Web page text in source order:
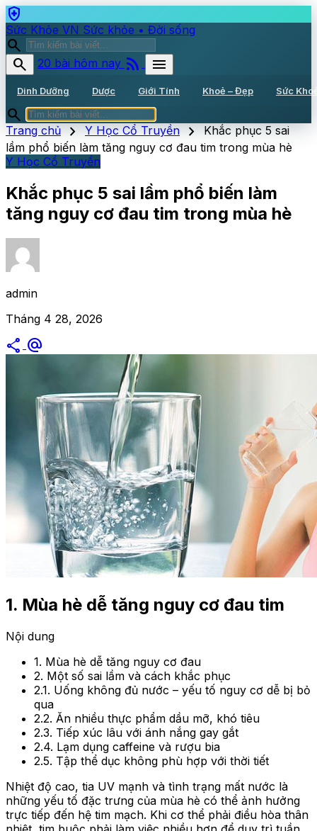
health_and_safety
Sức Khỏe VN Sức khỏe • Đời sống
search
search
20 bài hôm nay rss_feed menu
Dinh Dưỡng Dược Giới Tính Khoẻ – Đẹp Sức
search
Trang chủ chevron_right Y Học Cổ Truyền chevron_right Khắc phục 5 sai
lầm phổ biến làm tăng nguy cơ đau tim trong mùa hè
Y Học Cổ Truyền
Khắc phục 5 sai lầm phổ biến làm
tăng nguy cơ đau tim trong mùa hè
admin
Tháng 4 28, 2026
share alternate_email
1. Mùa hè dễ tăng nguy cơ đau tim
Nội dung
1. Mùa hè dễ tăng nguy cơ đau
2. Một số sai lầm và cách khắc phục
2.1. Uống không đủ nước – yếu tố nguy cơ dễ bị bỏ
qua
2.2. Ăn nhiều thực phẩm dầu mỡ, khó tiêu
2.3. Tiếp xúc lâu với ánh nắng gay gắt
2.4. Lạm dụng caffeine và rượu bia
2.5. Tập thể dục không phù hợp với thời tiết
Nhiệt độ cao, tia UV mạnh và tình trạng mất nước là
những yếu tố đặc trưng của mùa hè có thể ảnh hưởng
trực tiếp đến hệ tim mạch. Khi cơ thể phải điều hòa thân